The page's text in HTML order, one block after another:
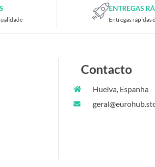
ENTREGAS
Entregas rápidas
Contacto
Huelva, Espanha